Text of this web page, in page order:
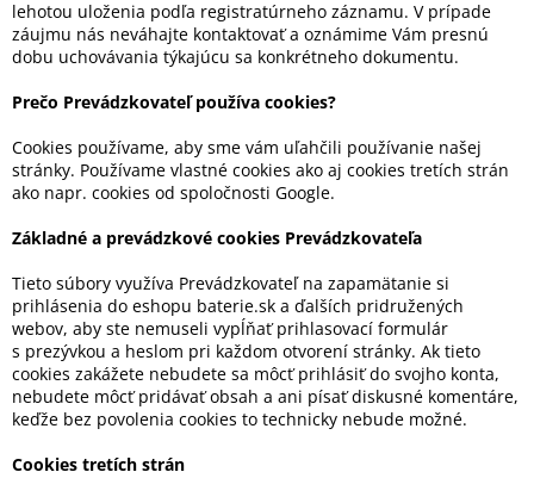
lehotou uloženia podľa registratúrneho záznamu. V prípade
záujmu nás neváhajte kontaktovať a oznámime Vám presnú
dobu uchovávania týkajúcu sa konkrétneho dokumentu.
Prečo Prevádzkovateľ používa cookies?
Cookies používame, aby sme vám uľahčili používanie našej
stránky. Používame vlastné cookies ako aj cookies tretích strán
ako napr. cookies od spoločnosti Google.
Základné a prevádzkové cookies Prevádzkovateľa
Tieto súbory využíva Prevádzkovateľ na zapamätanie si
prihlásenia do eshopu baterie.sk a ďalších pridružených
webov, aby ste nemuseli vypĺňať prihlasovací formulár
s prezývkou a heslom pri každom otvorení stránky. Ak tieto
cookies zakážete nebudete sa môcť prihlásiť do svojho konta,
nebudete môcť pridávať obsah a ani písať diskusné komentáre,
keďže bez povolenia cookies to technicky nebude možné.
Cookies tretích strán